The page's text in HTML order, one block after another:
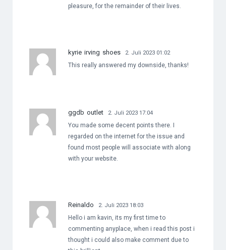
pleasure, for the remainder of their lives.
kyrie irving shoes 2. Juli 2023 01:02
This really answered my downside, thanks!
ggdb outlet 2. Juli 2023 17:04
You made some decent points there. I
regarded on the internet for the issue and
found most people will associate with along
with your website.
Reinaldo 2. Juli 2023 18:03
Hello i am kavin, its my first time to
commenting anyplace, when i read this post i
thought i could also make comment due to